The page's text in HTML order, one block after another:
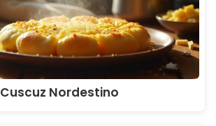
Cuscuz Nordestino